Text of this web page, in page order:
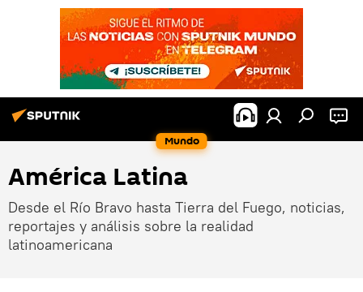
Mundo
América Latina
Desde el Río Bravo hasta Tierra del Fuego, noticias,
reportajes y análisis sobre la realidad
latinoamericana